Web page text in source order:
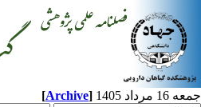
1405
[Archive]